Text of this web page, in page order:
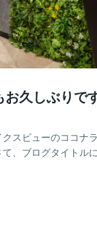
お久しぶりで
スビューのココナ
、ブログタイトル